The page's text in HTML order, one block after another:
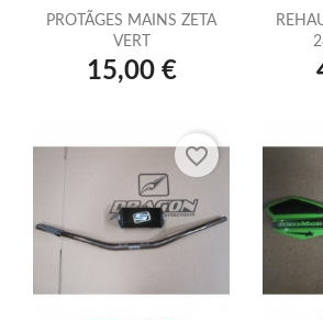
PROTÃGES MAINS ZETA
VERT
15,00 €
favorite_border